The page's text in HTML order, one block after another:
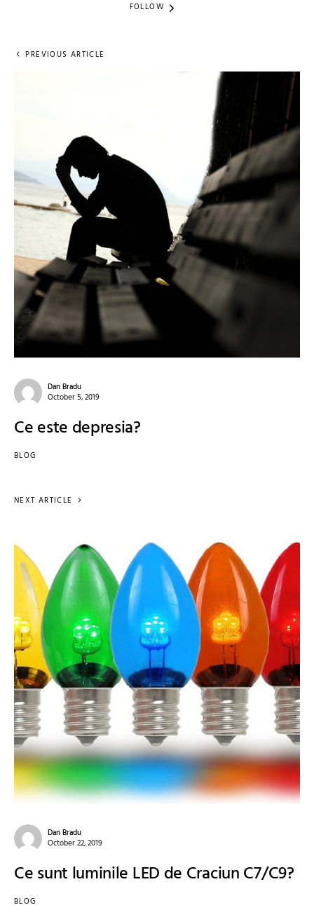
FOLLOW
PREVIOUS ARTICLE
Dan Bradu
October 5, 2019
Ce este depresia?
BLOG
NEXT ARTICLE
Dan Bradu
October 22, 2019
Ce sunt luminile LED de Craciun C7/C9?
BLOG